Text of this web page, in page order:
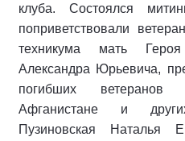
клуба. Состоялся
поприветствовали
техникума мать
Александра Юрьевича,
погибших
Афганистане и
Пузиновская Наталья